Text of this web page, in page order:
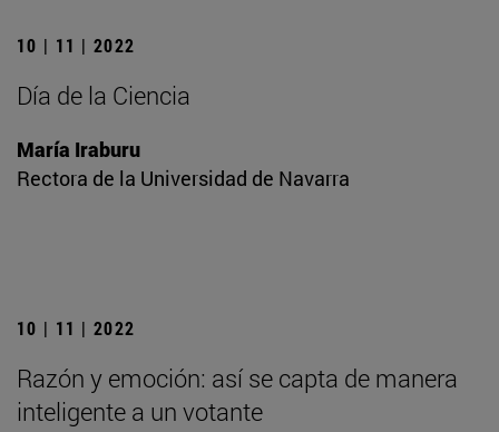
10 | 11 | 2022
Día de la Ciencia
María Iraburu
Rectora de la Universidad de Navarra
10 | 11 | 2022
Razón y emoción: así se capta de manera
inteligente a un votante